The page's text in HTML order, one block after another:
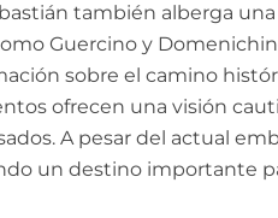
también alberga
Guercino y
sobre el camino
ofrecen una visión
A pesar del actual
un destino importante